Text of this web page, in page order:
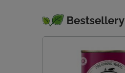
Bestsellery